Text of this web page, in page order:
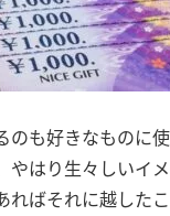
のも好きなものに
やはり生々しいイ
ればそれに越した